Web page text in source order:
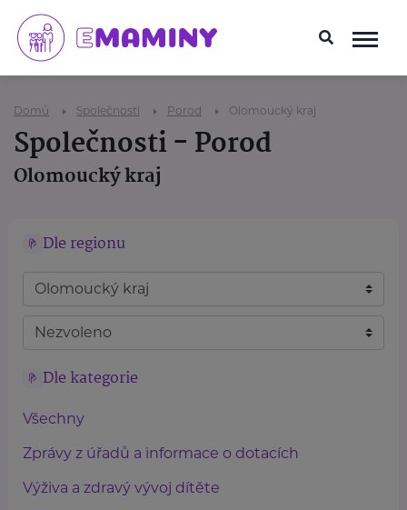
Domů Společnosti Porod Olomoucký kraj
Společnosti - Porod
Olomoucký kraj
Dle regionu
Dle kategorie
Všechny
Zprávy z úřadů a informace o dotacích
Výživa a zdravý vývoj dítěte